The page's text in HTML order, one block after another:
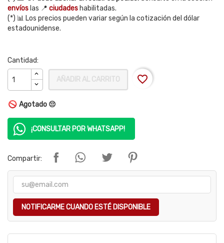
envíos las 📍 ciudades habilitadas.
(*) 📊 Los precios pueden variar según la cotización del dólar
estadounidense.
Cantidad:
AÑADIR AL CARRITO favorite_border
Agotado 😔
¡CONSULTAR POR WHATSAPP!
Compartir:
NOTIFICARME CUANDO ESTÉ DISPONIBLE